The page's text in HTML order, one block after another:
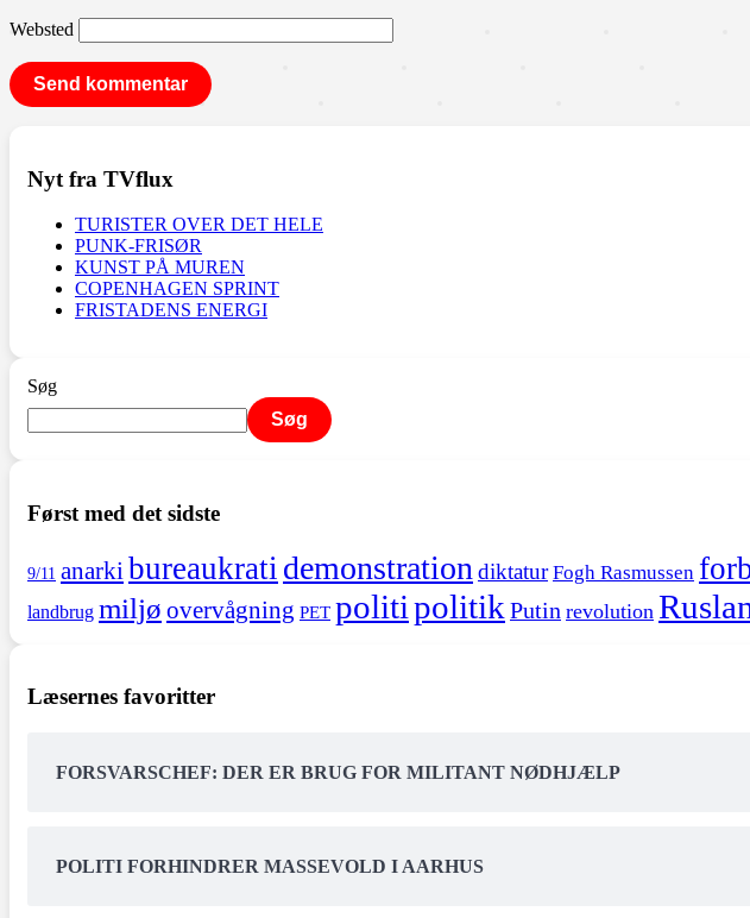
Websted
Nyt fra TVflux
TURISTER OVER DET HELE
PUNK-FRISØR
KUNST PÅ MUREN
COPENHAGEN SPRINT
FRISTADENS ENERGI
Søg
Søg
Først med det sidste
9/11 anarki bureaukrati demonstration diktatur Fogh Rasmussen
landbrug miljø overvågning PET politipolitik Putin revolution
Læsernes favoritter
FORSVARSCHEF: DER ER BRUG FOR MILITANT NØDHJÆLP
POLITI FORHINDRER MASSEVOLD I AARHUS